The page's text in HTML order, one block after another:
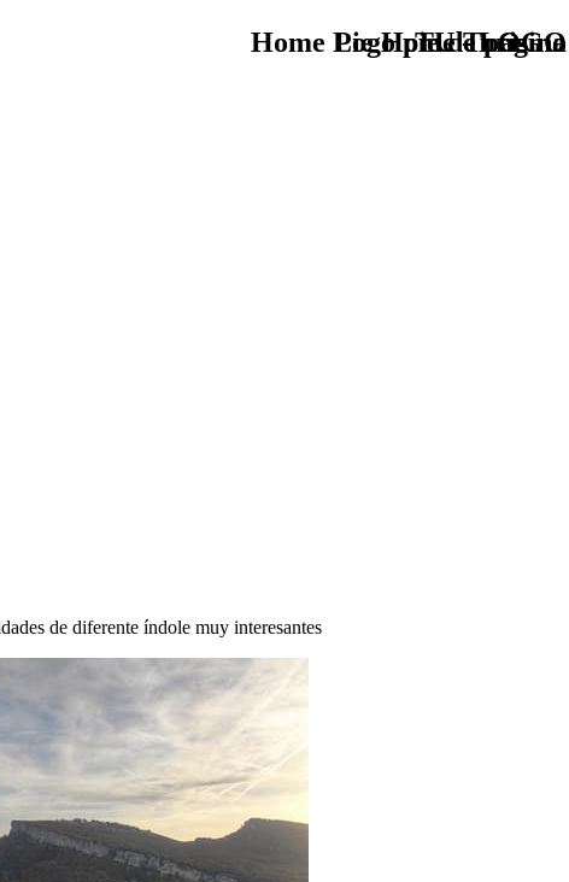
TU - LOGO
de diferente índole muy interesantes
Home Logo pie de página
Pie Home Turismo